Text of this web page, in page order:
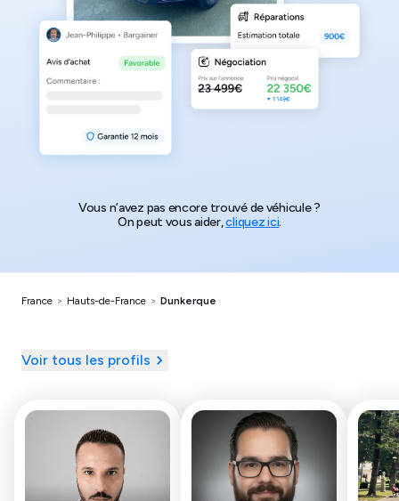
Vous n’avez pas encore trouvé de véhicule ?
On peut vous aider,cliquez ici.
France > Hauts-de-France > Dunkerque
Voir tous les profils